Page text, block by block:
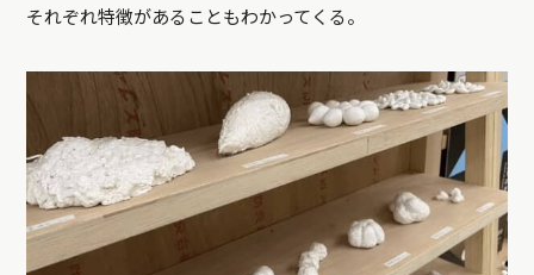
それぞれ特徴があることもわかってくる。